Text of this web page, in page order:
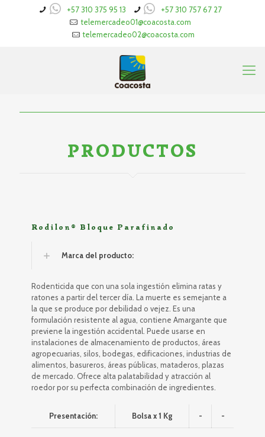
+57 310 375 95 13
+57 310 757 67 27
telemercadeo01@coacosta.com
telemercadeo02@coacosta.com
PRODUCTOS
Rodilon® Bloque Parafinado
Marca del producto:
Rodenticida que con una sola ingestión elimina ratas y
ratones a partir del tercer día. La muerte es semejante a
la que se produce por debilidad o vejez. Es una
formulación resistente al agua, contiene Amargante que
previene la ingestión accidental. Puede usarse en
instalaciones de almacenamiento de productos, áreas
agropecuarias, silos, bodegas, edificaciones, industrias de
alimentos, basureros, áreas públicas, mataderos, plazas
de mercado. Ofrece alta palatabilidad y atracción al
roedor por su perfecta combinación de ingredientes.
Presentación: Bolsa x 1 Kg - -